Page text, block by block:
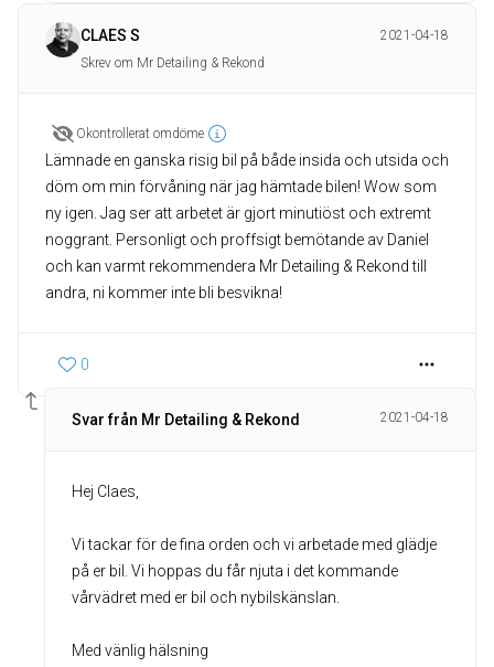
CLAES S
2021-04-18
Skrev om Mr Detailing & Rekond
Okontrollerat omdöme
Lämnade en ganska risig bil på både insida och utsida och
döm om min förvåning när jag hämtade bilen! Wow som
ny igen. Jag ser att arbetet är gjort minutiöst och extremt
noggrant. Personligt och proffsigt bemötande av Daniel
och kan varmt rekommendera Mr Detailing & Rekond till
andra, ni kommer inte bli besvikna!
0
Svar från Mr Detailing & Rekond 2021-04-18
Hej Claes,
Vi tackar för de fina orden och vi arbetade med glädje
på er bil. Vi hoppas du får njuta i det kommande
vårvädret med er bil och nybilskänslan.
Med vänlig hälsning